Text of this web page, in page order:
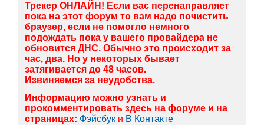
Трекер ОНЛАЙН! Если вас перенаправляет
пока на этот форум то вам надо почистить
браузер, если не помогло немного
подождать пока у вашего провайдера не
обновится ДНС. Обычно это происходит за
час, два. Но у некоторых бывает
затягивается до 48 часов.
Извиняемся за неудобства.
Информацию можно узнать и
прокомментировать здесь на форуме и на
страницах: Фэйсбук и В Контакте